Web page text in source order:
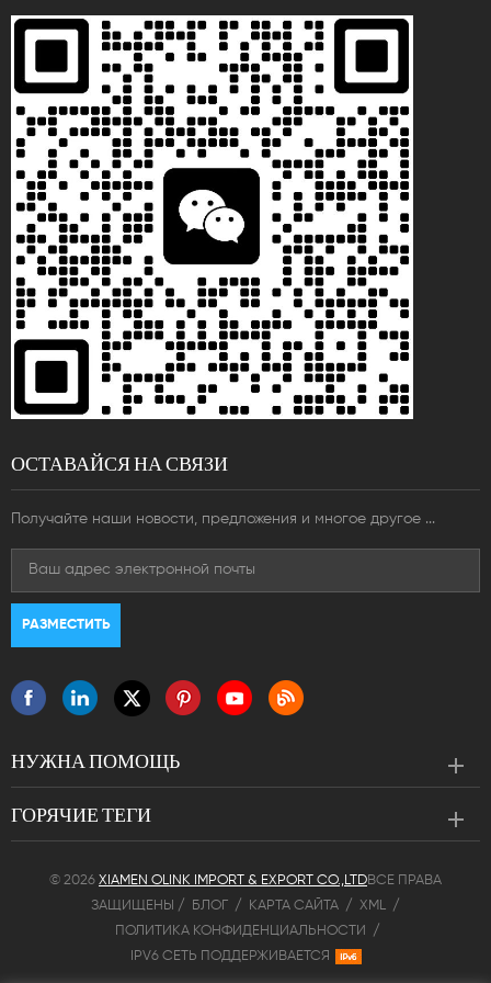
ОСТАВАЙСЯ НА СВЯЗИ
Получайте наши новости, предложения и многое другое ...
НУЖНА ПОМОЩЬ
ГОРЯЧИЕ ТЕГИ
© 2026 XIAMEN OLINK IMPORT & EXPORT CO.,LTDВСЕ ПРАВА
ЗАЩИЩЕНЫ /
БЛОГ / КАРТА САЙТА / XML /
ПОЛИТИКА КОНФИДЕНЦИАЛЬНОСТИ
/
IPV6 СЕТЬ ПОДДЕРЖИВАЕТСЯ